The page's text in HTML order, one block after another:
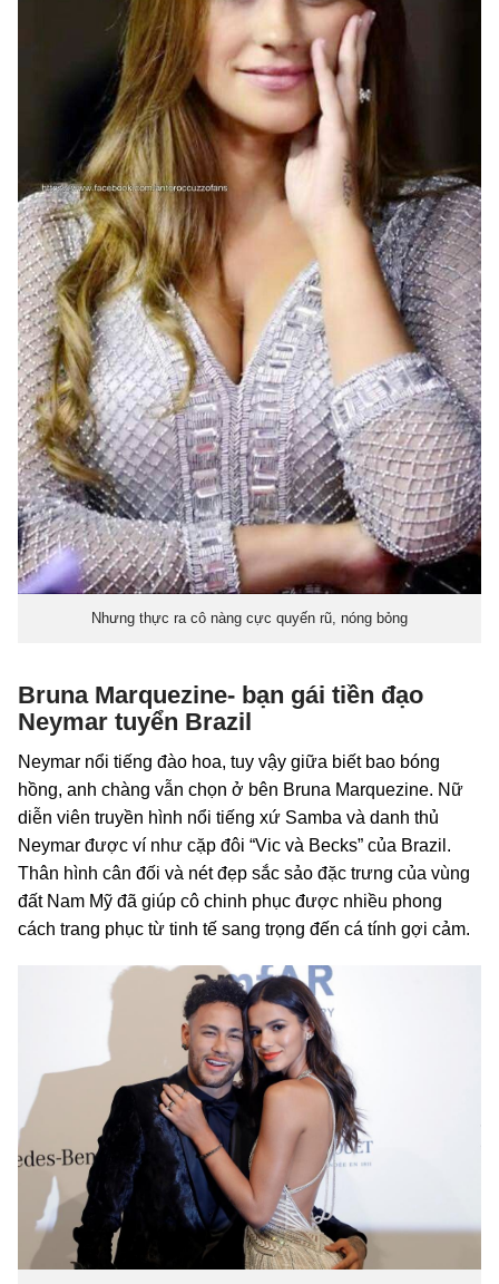
Nhưng thực ra cô nàng cực quyến rũ, nóng bỏng
Bruna Marquezine- bạn gái tiền đạo
Neymar tuyển Brazil
Neymar nổi tiếng đào hoa, tuy vậy giữa biết bao bóng
hồng, anh chàng vẫn chọn ở bên Bruna Marquezine. Nữ
diễn viên truyền hình nổi tiếng xứ Samba và danh thủ
Neymar được ví như cặp đôi “Vic và Becks” của Brazil.
Thân hình cân đối và nét đẹp sắc sảo đặc trưng của vùng
đất Nam Mỹ đã giúp cô chinh phục được nhiều phong
cách trang phục từ tinh tế sang trọng đến cá tính gợi cảm.